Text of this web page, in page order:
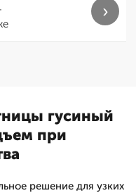
›
гусиный
при
решение для узких